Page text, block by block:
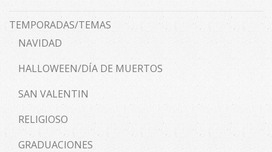
TEMPORADAS/TEMAS
NAVIDAD
HALLOWEEN/DÍA DE MUERTOS
SAN VALENTIN
RELIGIOSO
GRADUACIONES